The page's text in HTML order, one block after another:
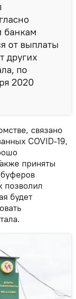
банкам
от выплаты
других
по
2020
связано
COVID-19,
приняты
позволил
будет